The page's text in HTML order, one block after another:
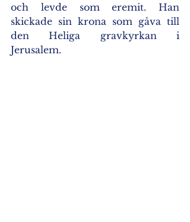
och levde som eremit. Han
skickade sin krona som gåva till
den Heliga gravkyrkan i
Jerusalem.